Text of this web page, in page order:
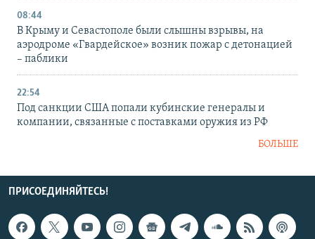
08:44
В Крыму и Севастополе были слышны взрывы, на
аэродроме «Гвардейское» возник пожар с детонацией
– паблики
22:54
Под санкции США попали кубинские генералы и
компании, связанные с поставками оружия из РФ
БОЛЬШЕ
ПРИСОЕДИНЯЙТЕСЬ!